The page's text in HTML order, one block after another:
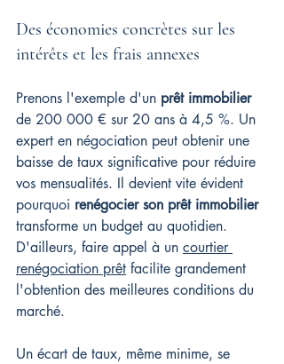
Des économies concrètes sur les
intérêts et les frais annexes
Prenons l'exemple d'un prêt immobilier
de 200 000 € sur 20 ans à 4,5 %. Un
expert en négociation peut obtenir une
baisse de taux significative pour réduire
vos mensualités. Il devient vite évident
pourquoi renégocier son prêt immobilier
transforme un budget au quotidien.
D'ailleurs, faire appel à un courtier
renégociation prêt facilite grandement
l'obtention des meilleures conditions du
marché.
Un écart de taux, même minime, se